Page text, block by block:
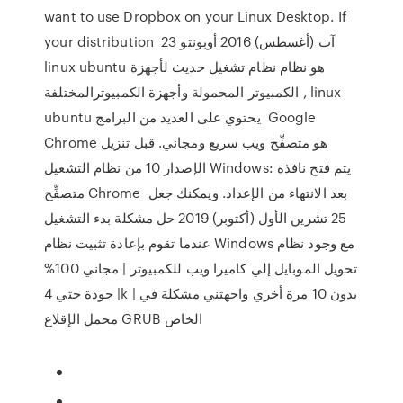
want to use Dropbox on your Linux Desktop. If
your distribution 23 آب (أغسطس) 2016 أوبونتو
linux ubuntu هو نظام نظام تشغيل حديث لأجهزة
الكمبيوتر المحمولة وأجهزة الكمبيوترالمختلفة , linux
ubuntu يحتوي على العديد من البرامج Google
Chrome هو متصفِّح ويب سريع ومجاني. قبل تنزيل
الإصدار 10 من نظام التشغيل Windows: يتم فتح نافذة
متصفِّح Chrome بعد الانتهاء من الإعداد. ويمكنك جعل
25 تشرين الأول (أكتوبر) 2019 حل مشكلة بدء التشغيل
عندما تقوم بإعادة تثبيت نظام Windows مع وجود نظام
تحويل الموبايل إلي كاميرا ويب للكمبيوتر | مجاني 100%
| جودة حتي 4k | بدون 10 مرة أخري واجهتني مشكلة في
محمل الإقلاع GRUB الخاص